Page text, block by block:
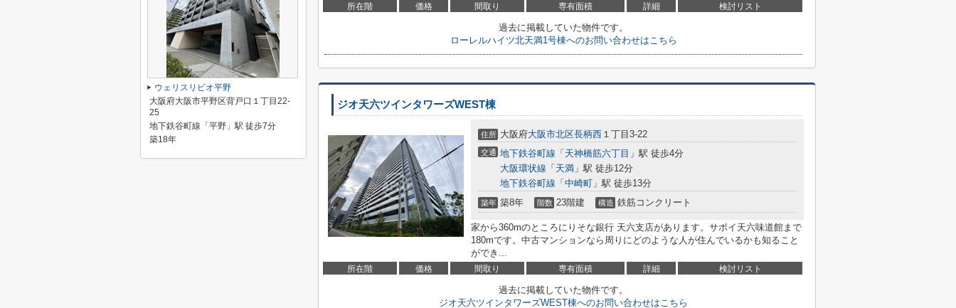
所在階 価格 間取り 専有面積 詳細 検討リスト
過去に掲載していた物件です。
ローレルハイツ北天満1号棟へのお問い合わせはこちら
ジオ天六ツインタワーズWEST棟
住所 大阪府大阪市北区長柄西 １丁目3-22
交通 地下鉄谷町線 「 天神橋筋六丁目 」駅 徒歩4分
大阪環状線 「 天満 」駅 徒歩12分
地下鉄谷町線 「 中崎町 」駅 徒歩13分
築年 築8年 階数 23階建 構造 鉄筋コンクリート
家から360mのところにりそな銀行 天六支店があります。サボイ天六味道館まで
180mです。中古マンションなら周りにどのような人が住んでいるかも知ること
ができ...
所在階 価格 間取り 専有面積 詳細 検討リスト
過去に掲載していた物件です。
ジオ天六ツインタワーズWEST棟へのお問い合わせはこちら
ウェリスリビオ平野
大阪府大阪市平野区背戸口１丁目22-
25
地下鉄谷町線「平野」駅 徒歩7分
築18年